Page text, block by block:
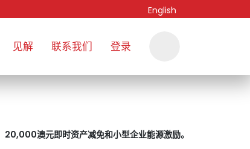
English
见解 联系我们 登录
20,000澳元即时资产减免和小型企业能源激励。